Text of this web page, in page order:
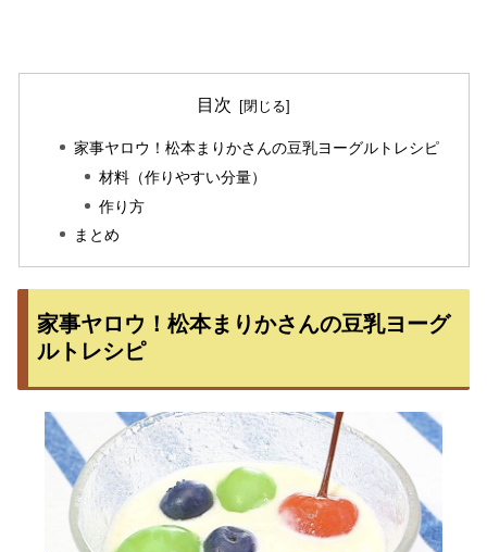
目次
家事ヤロウ！松本まりかさんの豆乳ヨーグルトレシピ
材料（作りやすい分量）
作り方
まとめ
家事ヤロウ！松本まりかさんの豆乳ヨーグ
ルトレシピ